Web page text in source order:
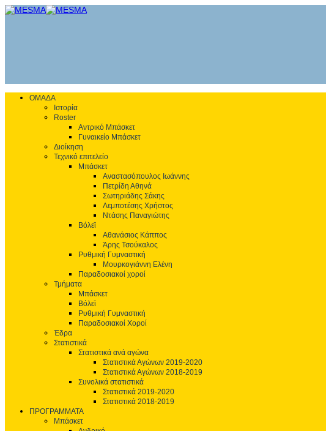
ΟΜΑΔΑ
Ιστορία
Roster
Αντρικό Μπάσκετ
Γυναικείο Μπάσκετ
Διοίκηση
Τεχνικό επιτελείο
Μπάσκετ
Αναστασόπουλος Ιωάννης
Πετρίδη Αθηνά
Σωτηριάδης Σάκης
Λεμποτέσης Χρήστος
Ντάσης Παναγιώτης
Βόλεϊ
Αθανάσιος Κάππος
Άρης Τσούκαλος
Ρυθμική Γυμναστική
Μουρκογιάννη Ελένη
Παραδοσιακοί χοροί
Τμήματα
Μπάσκετ
Βόλεϊ
Ρυθμική Γυμναστική
Παραδοσιακοί Χοροί
Έδρα
Στατιστικά
Στατιστικά ανά αγώνα
Στατιστικά Αγώνων 2019-2020
Στατιστικά Αγώνων 2018-2019
Συνολικά στατιστικά
Στατιστικά 2019-2020
Στατιστικά 2018-2019
ΠΡΟΓΡΑΜΜΑΤΑ
Μπάσκετ